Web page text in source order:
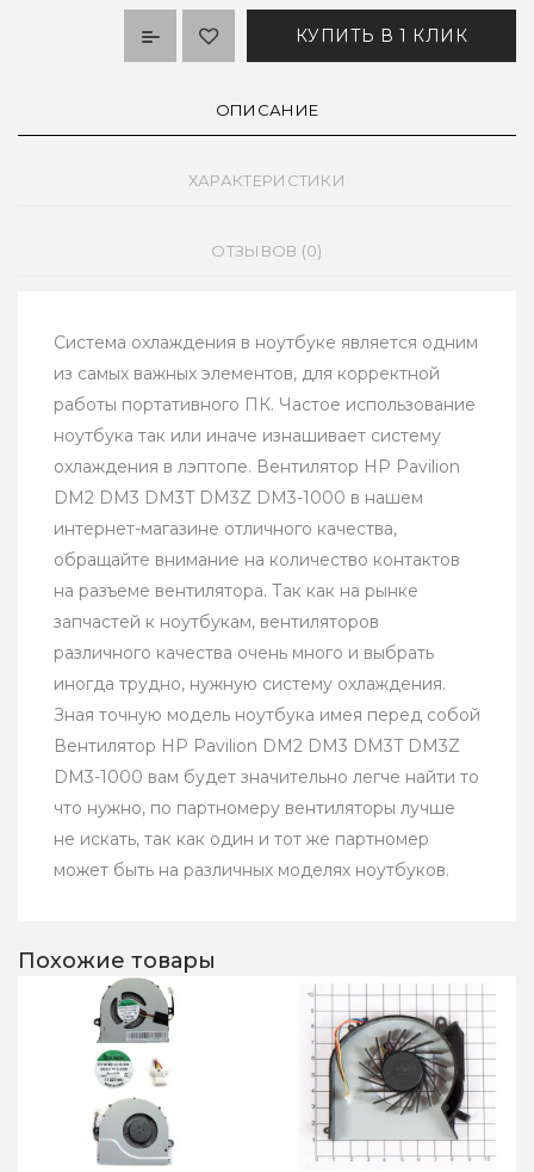
КУПИТЬ В 1 КЛИК
ОПИСАНИЕ
ХАРАКТЕРИСТИКИ
ОТЗЫВОВ (0)
Система охлаждения в ноутбуке является одним
из самых важных элементов, для корректной
работы портативного ПК. Частое использование
ноутбука так или иначе изнашивает систему
охлаждения в лэптопе. Вентилятор HP Pavilion
DM2 DM3 DM3T DM3Z DM3-1000 в нашем
интернет-магазине отличного качества,
обращайте внимание на количество контактов
на разъеме вентилятора. Так как на рынке
запчастей к ноутбукам, вентиляторов
различного качества очень много и выбрать
иногда трудно, нужную систему охлаждения.
Зная точную модель ноутбука имея перед собой
Вентилятор HP Pavilion DM2 DM3 DM3T DM3Z
DM3-1000 вам будет значительно легче найти то
что нужно, по партномеру вентиляторы лучше
не искать, так как один и тот же партномер
может быть на различных моделях ноутбуков.
Похожие товары